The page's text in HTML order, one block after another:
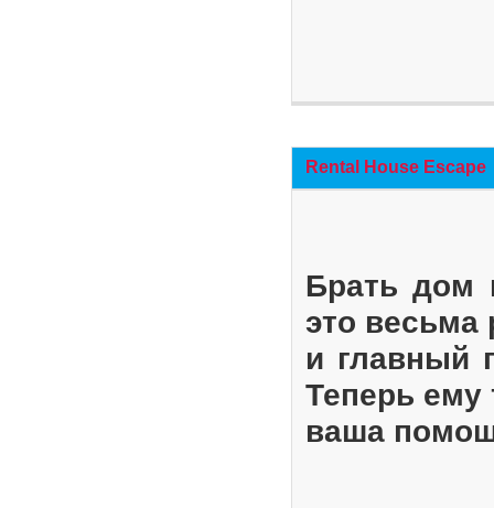
Rental House Escape
Брать дом
это весьма
и главный
Теперь ему
ваша